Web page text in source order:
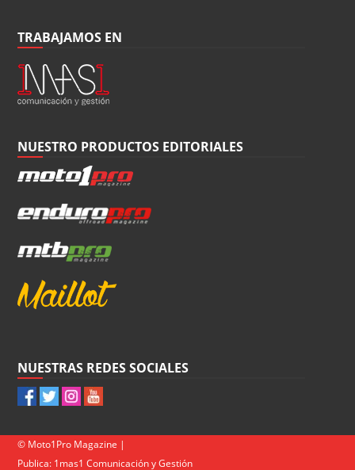
TRABAJAMOS EN
NUESTRO PRODUCTOS EDITORIALES
NUESTRAS REDES SOCIALES
© Moto1Pro Magazine |
Publica: 1mas1 Comunicación y Gestión